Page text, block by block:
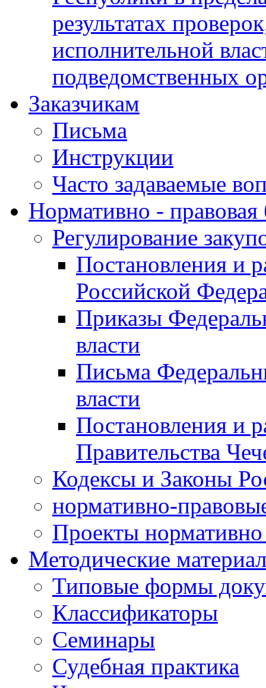
результатах
исполнительной
подведомственных
Заказчикам
Письма
Инструкции
Часто задаваемые
Нормативно - правовая
Регулирование
Постановления и
Российской
Приказы
власти
Письма
власти
Постановления и
Правительства
Кодексы и Законы
нормативно-
Проекты
Методические
Типовые формы
Классификаторы
Семинары
Судебная практика